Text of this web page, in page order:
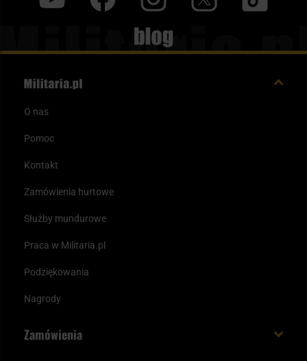
Blog
O nas
Pomoc
Kontakt
Zamówienia hurtowe
Służby mundurowe
Praca w Militaria.pl
Podziękowania
Nagrody
Zamówienia